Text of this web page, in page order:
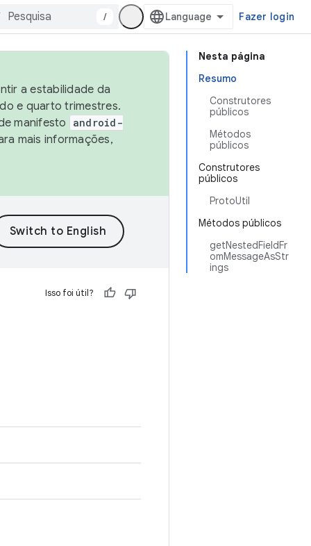
/ Fazer login
Nesta página
Resumo
Construtores
públicos
Métodos
públicos
Construtores
públicos
ProtoUtil
Métodos públicos
getNestedFieldFr
omMessageAsStr
ings
a estabilidade da
e quarto trimestres.
manifesto
android-
mais informações,
Isso foi útil?